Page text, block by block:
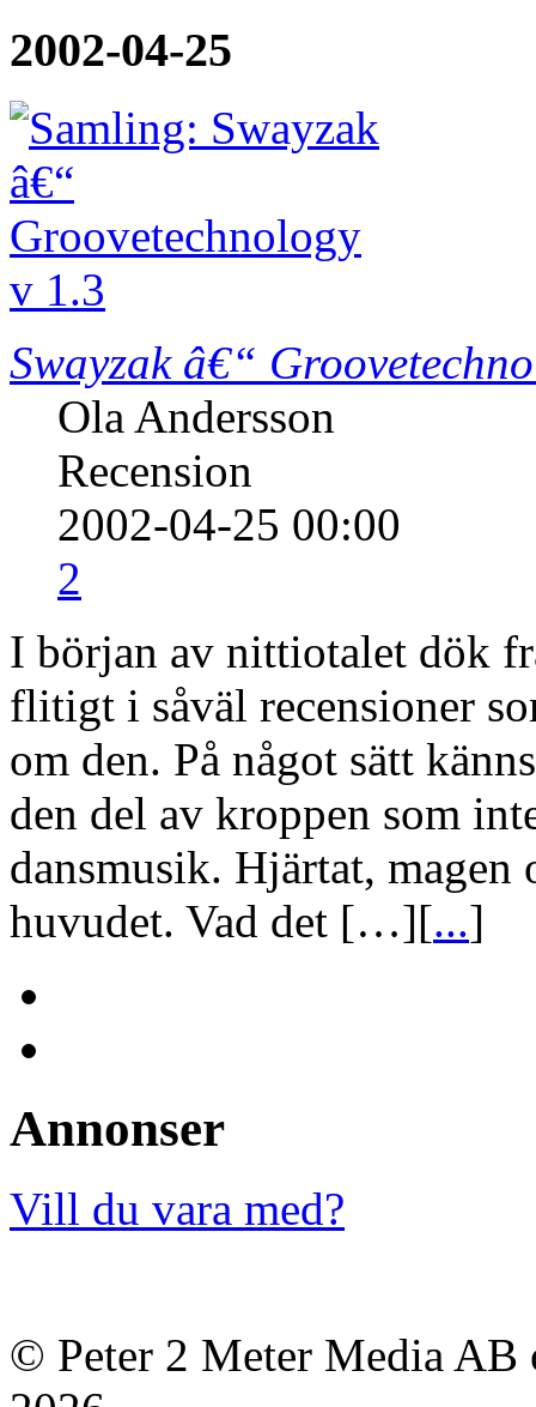
2002-04-25
Swayzak â€“
Ola Andersson
Recension
2002-04-25 00:00
2
I början av nittiotalet dök
flitigt i såväl recensioner
om den. På något sätt
den del av kroppen som
dansmusik. Hjärtat,
huvudet. Vad det […][...]
Annonser
Vill du vara med?
© Peter 2 Meter Media AB